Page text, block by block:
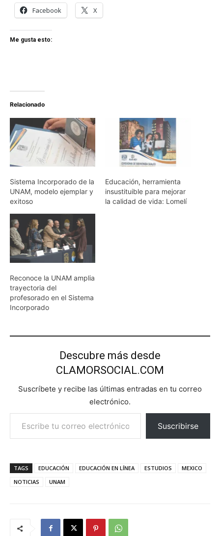
Facebook X
Me gusta esto:
Relacionado
Sistema Incorporado de la
UNAM, modelo ejemplar y
exitoso
Educación, herramienta
insustituible para mejorar
la calidad de vida: Lomelí
Reconoce la UNAM amplia
trayectoria del
profesorado en el Sistema
Incorporado
Descubre más desde
CLAMORSOCIAL.COM
Suscríbete y recibe las últimas entradas en tu correo
electrónico.
Escribe tu correo electrónico…
Suscribirse
TAGS EDUCACIÓN EDUCACIÓN EN LÍNEA ESTUDIOS
MEXICO
NOTICIAS
UNAM